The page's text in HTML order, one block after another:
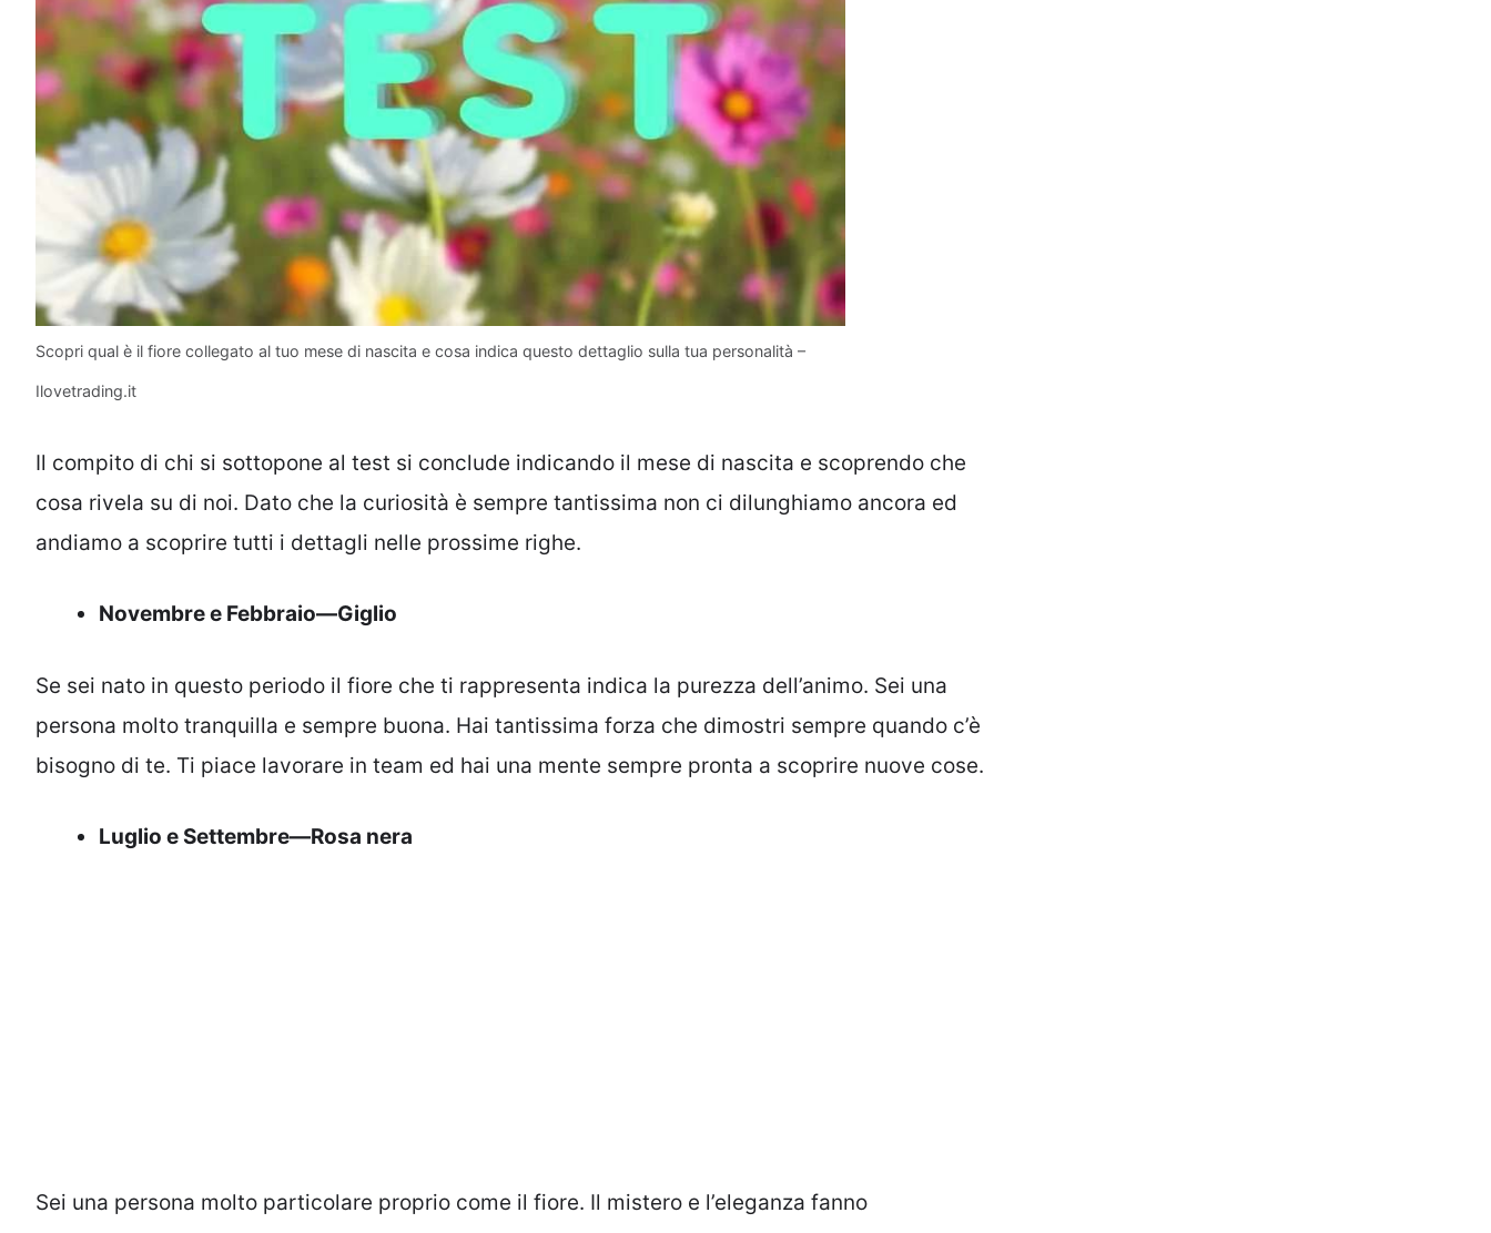
Scopri qual è il fiore collegato al tuo mese di nascita e cosa indica questo dettaglio sulla tua personalità –
Ilovetrading.it
Il compito di chi si sottopone al test si conclude indicando il mese di nascita e scoprendo che
cosa rivela su di noi. Dato che la curiosità è sempre tantissima non ci dilunghiamo ancora ed
andiamo a scoprire tutti i dettagli nelle prossime righe.
Novembre e Febbraio—Giglio
Se sei nato in questo periodo il fiore che ti rappresenta indica la purezza dell’animo. Sei una
persona molto tranquilla e sempre buona. Hai tantissima forza che dimostri sempre quando c’è
bisogno di te. Ti piace lavorare in team ed hai una mente sempre pronta a scoprire nuove cose.
Luglio e Settembre—Rosa nera
Sei una persona molto particolare proprio come il fiore. Il mistero e l’eleganza fanno